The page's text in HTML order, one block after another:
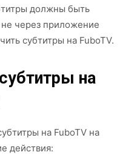
должны быть
через приложение
субтитры на FuboTV.
на
на FuboTV на
действия: